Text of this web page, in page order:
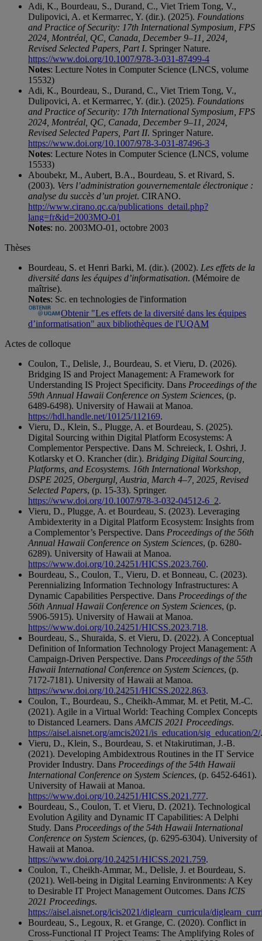
Adi, K., Bourdeau, S., Durand, C., Viet Triem Tong, V.,
Dulipovici, A. et Kermarrec, Y. (dir.). (2025). Foundations
and Practice of Security: 17th International Symposium, FPS
2024, Montréal, QC, Canada, December 9–11, 2024,
Revised Selected Papers, Part I. Springer Nature.
https://www.doi.org/10.1007/978-3-031-87499-4
Notes: Lecture Notes in Computer Science (LNCS, volume
15532)
Adi, K., Bourdeau, S., Durand, C., Viet Triem Tong, V.,
Dulipovici, A. et Kermarrec, Y. (dir.). (2025). Foundations
and Practice of Security: 17th International Symposium, FPS
2024, Montréal, QC, Canada, December 9–11, 2024,
Revised Selected Papers, Part II. Springer Nature.
https://www.doi.org/10.1007/978-3-031-87496-3
Notes: Lecture Notes in Computer Science (LNCS, volume
15533)
Aboubekr, M., Aubert, B.A., Bourdeau, S. et Rivard, S.
(2003). Vers l’administration gouvernementale électronique :
analyse du succès d’un projet. CIRANO.
http://www.cirano.qc.ca/publications_detail.php?
lang=fr&id=2003MO-01
Notes: no. 2003MO-01, octobre 2003
Thèses
Bourdeau, S. et Henri Barki, M. (dir.). (2002). Les effets de la
diversité dans les équipes d’informatisation. (Mémoire de
maîtrise).
Notes: Sc. en technologies de l'information
Obtenir "Les effets de la diversité dans les équipes
d’informatisation" aux bibliothèques de l'UQAM
Actes de colloque
Coulon, T., Delisle, J., Bourdeau, S. et Vieru, D. (2026).
Bridging IS and Project Management: A Framework for
Understanding IS Project Specificity. Dans Proceedings of the
59th Annual Hawaii Conference on System Sciences, (p.
6489-6498). University of Hawaii at Manoa.
https://hdl.handle.net/10125/112169.
Vieru, D., Klein, S., Plugge, A. et Bourdeau, S. (2025).
Digital Sourcing within Digital Platform Ecosystems: A
Complementor Perspective. Dans M. Schreieck, I. Oshri, J.
Kotlarsky et O. Krancher (dir.). Bridging Digital Sourcing,
Platforms, and Ecosystems. 16th International Workshop,
DSPE 2025, Obergurgl, Austria, March 4–7, 2025, Revised
Selected Papers, (p. 15-33). Springer.
https://www.doi.org/10.1007/978-3-032-04512-6_2.
Vieru, D., Plugge, A. et Bourdeau, S. (2023). Leveraging
Ambidexterity in a Digital Platform Ecosystem: Insights from
a Complementor’s Perspective. Dans Proceedings of the 56th
Annual Hawaii Conference on System Sciences, (p. 6280-
6289). University of Hawaii at Manoa.
https://www.doi.org/10.24251/HICSS.2023.760.
Bourdeau, S., Coulon, T., Vieru, D. et Bonneau, C. (2023).
Perennializing Information Technology Infrastructures: A
Dynamic Capabilities Perspective. Dans Proceedings of the
56th Annual Hawaii Conference on System Sciences, (p.
5906-5915). University of Hawaii at Manoa.
https://www.doi.org/10.24251/HICSS.2023.718.
Bourdeau, S., Shuraida, S. et Vieru, D. (2022). A Conceptual
Definition of Information Technology Project Management: A
Campaign-Driven Perspective. Dans Proceedings of the 55th
Hawaii International Conference on System Sciences, (p.
7172-7181). University of Hawaii at Manoa.
https://www.doi.org/10.24251/HICSS.2022.863.
Coulon, T., Bourdeau, S., Cheikh-Ammar, M. et Petit, M.-C.
(2021). Agile in a Virtual World: Teaching Complex Concepts
to Distanced Learners. Dans AMCIS 2021 Proceedings.
https://aisel.aisnet.org/amcis2021/is_education/sig_education/2/.
Vieru, D., Klein, S., Bourdeau, S. et Ntakirutiman, J.-B.
(2021). Developing Ambidextrous Routines in the IT Service
Provider Industry. Dans Proceedings of the 54th Hawaii
International Conference on System Sciences, (p. 6452-6461).
University of Hawaii at Manoa.
https://www.doi.org/10.24251/HICSS.2021.777.
Bourdeau, S., Coulon, T. et Vieru, D. (2021). Technological
Evolution Agility and Dynamic IT Capabilities: A Delphi
Study. Dans Proceedings of the 54th Hawaii International
Conference on System Sciences, (p. 6295-6304). University of
Hawaii at Manoa.
https://www.doi.org/10.24251/HICSS.2021.759.
Coulon, T., Cheikh-Ammar, M., Delisle, J. et Bourdeau, S.
(2021). Well-being in Digital Learning Environments: A Key
to Desirable IT Project Management Outcomes. Dans ICIS
2021 Proceedings.
https://aisel.aisnet.org/icis2021/diglearn_curricula/
Bourdeau, S., Legoux, R. et Grange, C. (2020). Conflict in
Cross-Functional IT Project Teams: The Amplifying Roles of